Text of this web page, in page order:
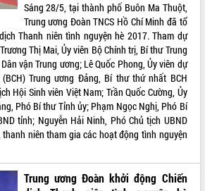
mạnh
chính
tại Hội
án 190
sản
Lắk
địa
Ma
Sáng 28/5, tại thành phố Buôn Ma Thuột,
Trung ương Đoàn TNCS Hồ Chí Minh đã tổ
Thanh niên tình nguyện hè 2017. Tham dự
Thị Mai, Ủy viên Bộ Chính trị, Bí thư Trung
vận Trung ương; Lê Quốc Phong, Ủy viên dự
Trung ương Đảng, Bí thư thứ nhất BCH
Hội Sinh viên Việt Nam; Trần Quốc Cường, Ủy
Phó Bí thư Tỉnh ủy; Phạm Ngọc Nghị, Phó Bí
tỉnh; Nguyễn Hải Ninh, Phó Chủ tịch UBND
niên tham gia các hoạt động tình nguyện
Trung ương Đoàn khởi động Chiến